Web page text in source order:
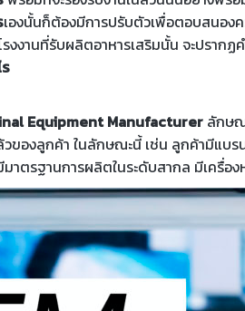
เองนั้นก็ต้องมีการปรับตัวเพื่อตอบสนอง
งงานที่รับผลิตอาหารเสริมนั้น จะปราก
Equipment Manufacturer ลักษณ
องลูกค้า ในลักษณะนี้ เช่น ลูกค้ามีแบร
มาตรฐานการผลิตในระดับสากล มีเครื่อ